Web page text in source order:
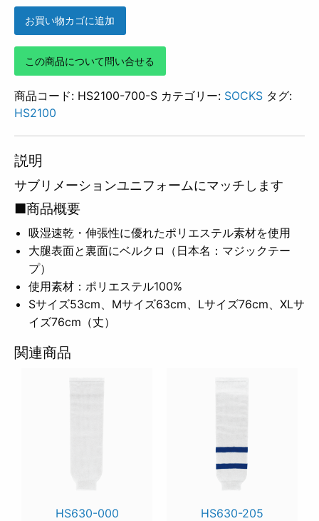
個
お買い物カゴに追加
この商品について問い合せる
商品コード: HS2100-700-S カテゴリー: SOCKS タグ:
HS2100
説明
サブリメーションユニフォームにマッチします
■商品概要
吸湿速乾・伸張性に優れたポリエステル素材を使用
大腿表面と裏面にベルクロ（日本名：マジックテー
プ）
使用素材：ポリエステル100%
Sサイズ53cm、Mサイズ63cm、Lサイズ76cm、XLサ
イズ76cm（丈）
関連商品
HS630-000
HS630-205